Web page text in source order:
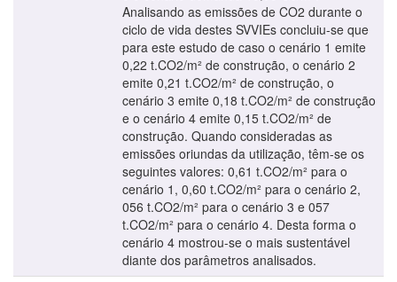
Analisando as emissões de CO2 durante o
ciclo de vida destes SVVIEs concluiu-se que
para este estudo de caso o cenário 1 emite
0,22 t.CO2/m² de construção, o cenário 2
emite 0,21 t.CO2/m² de construção, o
cenário 3 emite 0,18 t.CO2/m² de construção
e o cenário 4 emite 0,15 t.CO2/m² de
construção. Quando consideradas as
emissões oriundas da utilização, têm-se os
seguintes valores: 0,61 t.CO2/m² para o
cenário 1, 0,60 t.CO2/m² para o cenário 2,
056 t.CO2/m² para o cenário 3 e 057
t.CO2/m² para o cenário 4. Desta forma o
cenário 4 mostrou-se o mais sustentável
diante dos parâmetros analisados.